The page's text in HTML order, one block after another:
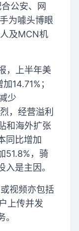
公安、网
为噱头博眼
及MCN机
，上半年美
14.71%；
少
，经营溢利
和海外扩张
同比增加
51.8%，骑
是主因。
视频亦包括
上传并发